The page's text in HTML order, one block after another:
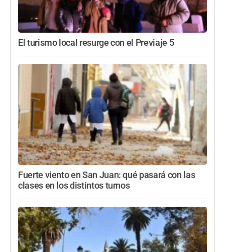
El turismo local resurge con el Previaje 5
Fuerte viento en San Juan: qué pasará con las
clases en los distintos turnos